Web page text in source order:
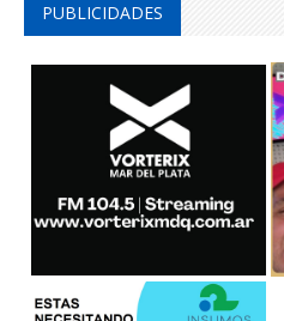
PUBLICIDADES